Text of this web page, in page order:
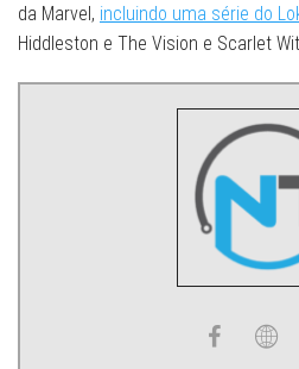
da Marvel, incluindo uma série do
Hiddleston e The Vision e Scarlet